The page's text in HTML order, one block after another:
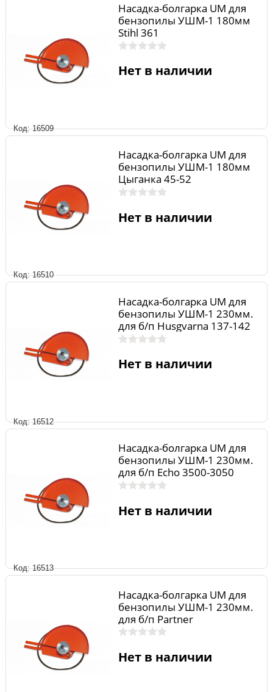
Код: 16509
Насадка-болгарка UM для
бензопилы УШМ-1 180мм
Stihl 361
Нет в наличии
Код: 16510
Насадка-болгарка UM для
бензопилы УШМ-1 180мм
Цыганка 45-52
Нет в наличии
Код: 16512
Насадка-болгарка UM для
бензопилы УШМ-1 230мм.
для б/п Husgvarna 137-142
Нет в наличии
Код: 16513
Насадка-болгарка UM для
бензопилы УШМ-1 230мм.
для б/п Echo 3500-3050
Нет в наличии
Насадка-болгарка UM для
бензопилы УШМ-1 230мм.
для б/п Partner
Нет в наличии